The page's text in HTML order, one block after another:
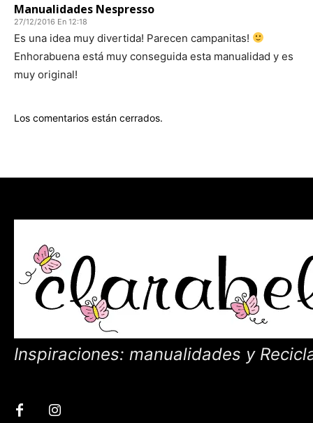
Manualidades Nespresso
27/12/2016 En 12:18
Es una idea muy divertida! Parecen campanitas!
Enhorabuena está muy conseguida esta manualidad y es
muy original!
Los comentarios están cerrados.
Inspiraciones: manualidades y